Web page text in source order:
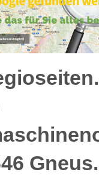
Gneus.